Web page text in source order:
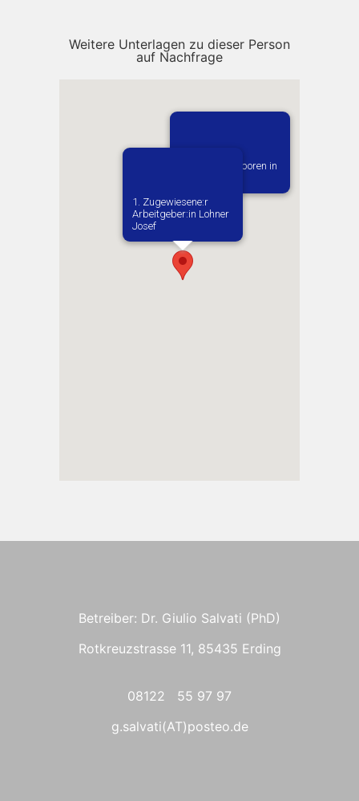
Weitere Unterlagen zu dieser Person
auf Nachfrage
Vermutlich geboren in
1. Zugewiesene:r
Arbeitgeber:in​ Lohner
Josef
Betreiber: Dr. Giulio Salvati (PhD)
Rotkreuzstrasse 11, 85435 Erding
08122 55 97 97
g.salvati(AT)posteo.de